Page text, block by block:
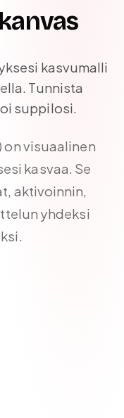
kasvumalli
Tunnista
suppilosi.
on visuaalinen
kasvaa. Se
aktivoinnin,
yhdeksi